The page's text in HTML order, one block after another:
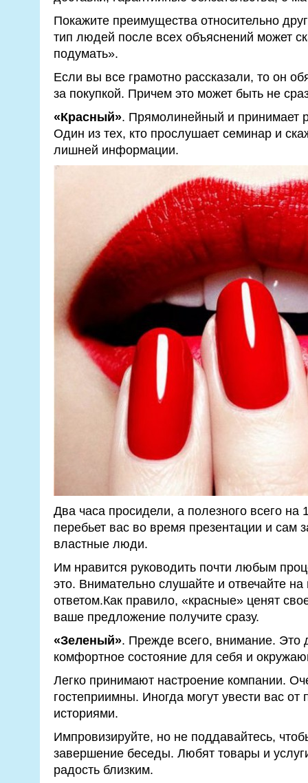
Покажите преимущества относительно
тип людей после всех объяснений может
подумать».
Если вы все грамотно рассказали, то он
за покупкой. Причем это может быть не
«Красный». Прямолинейный и принимает
Один из тех, кто прослушает семинар и
лишней информации.
Два часа просидели, а полезного всего на
перебьет вас во время презентации и сам
властные люди.
Им нравится руководить почти любым
это. Внимательно слушайте и отвечайте
ответом.Как правило, «красные» ценят
ваше предложение получите сразу.
«Зеленый». Прежде всего, внимание.
комфортное состояние для себя и
Легко принимают настроение компании.
гостеприимны. Иногда могут увести вас от
историями.
Импровизируйте, но не поддавайтесь,
завершение беседы. Любят товары и
радость близким.